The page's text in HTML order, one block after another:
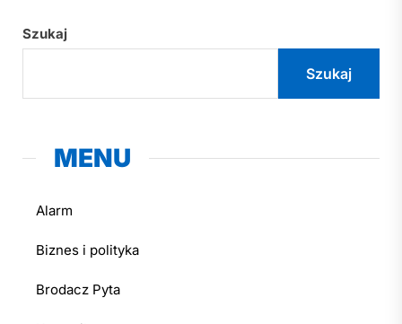
Szukaj
Szukaj
MENU
Alarm
Biznes i polityka
Brodacz Pyta